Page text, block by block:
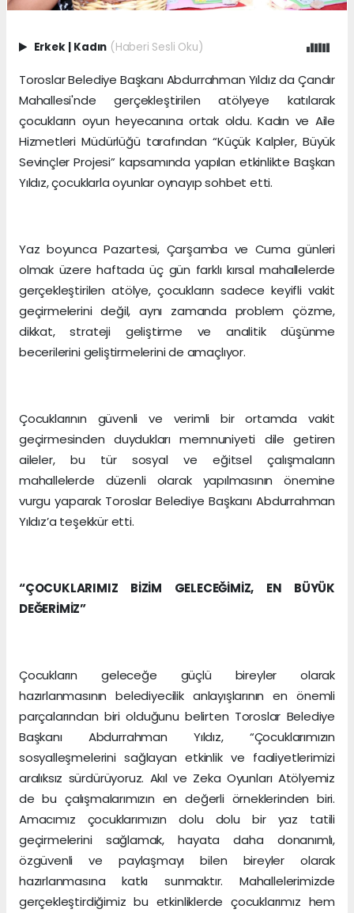
Erkek | Kadın (Haberi Sesli Oku)
Toroslar Belediye Başkanı Abdurrahman Yıldız da Çandır
Mahallesi'nde gerçekleştirilen atölyeye katılarak
çocukların oyun heyecanına ortak oldu. Kadın ve Aile
Hizmetleri Müdürlüğü tarafından “Küçük Kalpler, Büyük
Sevinçler Projesi” kapsamında yapılan etkinlikte Başkan
Yıldız, çocuklarla oyunlar oynayıp sohbet etti.
Yaz boyunca Pazartesi, Çarşamba ve Cuma günleri
olmak üzere haftada üç gün farklı kırsal mahallelerde
gerçekleştirilen atölye, çocukların sadece keyifli vakit
geçirmelerini değil, aynı zamanda problem çözme,
dikkat, strateji geliştirme ve analitik düşünme
becerilerini geliştirmelerini de amaçlıyor.
Çocuklarının güvenli ve verimli bir ortamda vakit
geçirmesinden duydukları memnuniyeti dile getiren
aileler, bu tür sosyal ve eğitsel çalışmaların
mahallelerde düzenli olarak yapılmasının önemine
vurgu yaparak Toroslar Belediye Başkanı Abdurrahman
Yıldız’a teşekkür etti.
“ÇOCUKLARIMIZ BİZİM GELECEĞİMİZ, EN BÜYÜK
DEĞERİMİZ”
Çocukların geleceğe güçlü bireyler olarak
hazırlanmasının belediyecilik anlayışlarının en önemli
parçalarından biri olduğunu belirten Toroslar Belediye
Başkanı Abdurrahman Yıldız, “Çocuklarımızın
sosyalleşmelerini sağlayan etkinlik ve faaliyetlerimizi
aralıksız sürdürüyoruz. Akıl ve Zeka Oyunları Atölyemiz
de bu çalışmalarımızın en değerli örneklerinden biri.
Amacımız çocuklarımızın dolu dolu bir yaz tatili
geçirmelerini sağlamak, hayata daha donanımlı,
özgüvenli ve paylaşmayı bilen bireyler olarak
hazırlanmasına katkı sunmaktır. Mahallelerimizde
gerçekleştirdiğimiz bu etkinliklerde çocuklarımız hem